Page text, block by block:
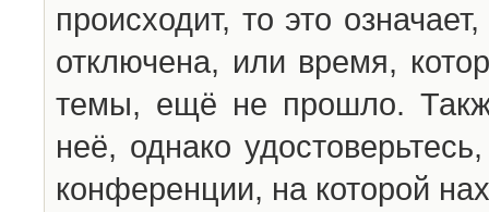
происходит, то это
отключена, или время,
темы, ещё не прошло.
неё, однако
конференции, на которой